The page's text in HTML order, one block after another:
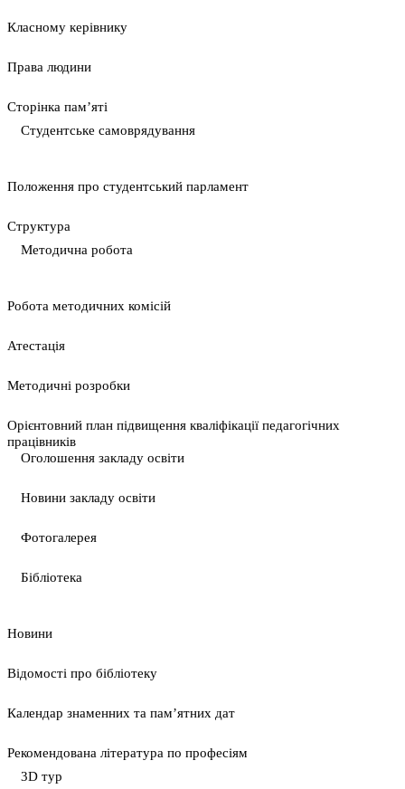
Класному керівнику
Права людини
Сторінка пам’яті
Студентське самоврядування
Положення про студентський парламент
Cтруктура
Методична робота
Pобота методичних комісій
Атестація
Методичні розробки
Орієнтовний план підвищення кваліфікації педагогічних
працівників
Оголошення закладу освіти
Новини закладу освіти
Фотогалерея
Бібліотека
Новини
Відомості про бібліотеку
Календар знаменних та пам’ятних дат
Рекомендована література по професіям
3D тур